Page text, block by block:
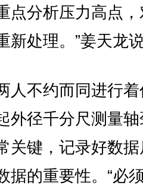
点分析压力高点
新处理。”姜天龙
不约而同进行着
外径千分尺测量
关键，记录好数
据的重要性。“必